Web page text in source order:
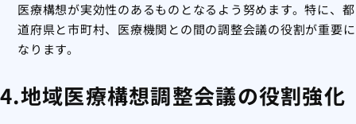
医療構想が実効性のあるものとなるよう努めます。特に、都
道府県と市町村、医療機関との間の調整会議の役割が重要に
なります。
4.地域医療構想調整会議の役割強化